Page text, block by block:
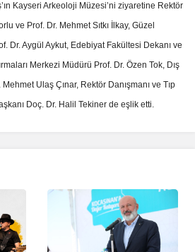
Kayseri Arkeoloji Müzesi’ni ziyaretine Rektör
ve Prof. Dr. Mehmet Sıtkı İlkay, Güzel
Dr. Aygül Aykut, Edebiyat Fakültesi Dekanı ve
Merkezi Müdürü Prof. Dr. Özen Tok, Dış
Ulaş Çınar, Rektör Danışmanı ve Tıp
Doç. Dr. Halil Tekiner de eşlik etti.